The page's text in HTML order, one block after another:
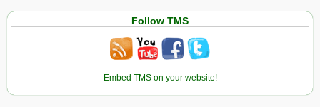
Follow TMS
Embed TMS on your website!